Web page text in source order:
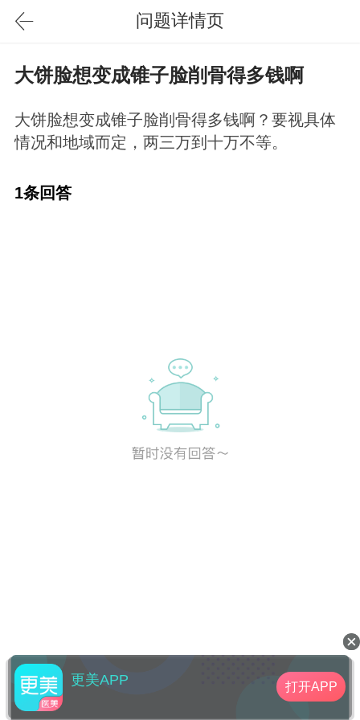
问题详情页
大饼脸想变成锥子脸削骨得多钱啊
大饼脸想变成锥子脸削骨得多钱啊？要视具体
情况和地域而定，两三万到十万不等。
1条回答
更美APP 打开APP